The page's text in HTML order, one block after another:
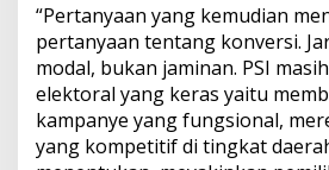
“Pertanyaan yang kemudian
pertanyaan tentang konversi.
modal, bukan jaminan. PSI
elektoral yang keras yaitu
kampanye yang fungsional,
yang kompetitif di tingkat